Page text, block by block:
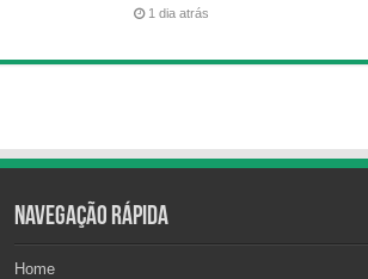
1 dia atrás
Navegação Rápida
Home